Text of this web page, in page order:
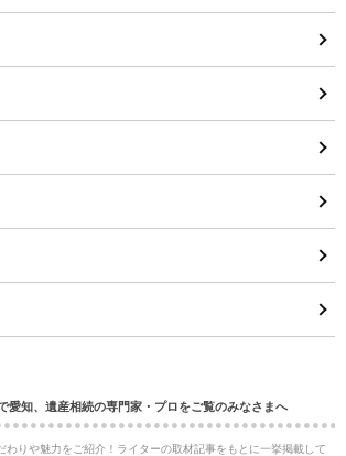
愛知、遺産相続の専門家・プロをご覧のみなさまへ
わりや魅力をご紹介！ライターの取材記事をもとに一挙掲載して